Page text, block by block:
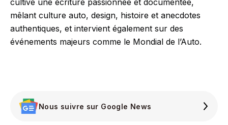
cultive une écriture passionnée et documentée,
mêlant culture auto, design, histoire et anecdotes
authentiques, et intervient également sur des
événements majeurs comme le Mondial de l’Auto.
Nous suivre sur Google News